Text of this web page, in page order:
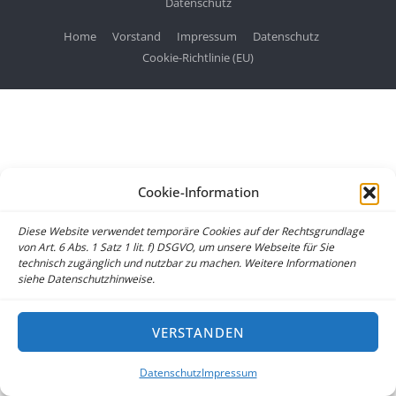
Cookie-Information
Diese Website verwendet temporäre Cookies auf der Rechtsgrundlage
von Art. 6 Abs. 1 Satz 1 lit. f) DSGVO, um unsere Webseite für Sie
technisch zugänglich und nutzbar zu machen. Weitere Informationen
siehe Datenschutzhinweise.
VERSTANDEN
DatenschutzImpressum
Home Vorstand Impressum
Datenschutz
Cookie-Richtlinie (EU)